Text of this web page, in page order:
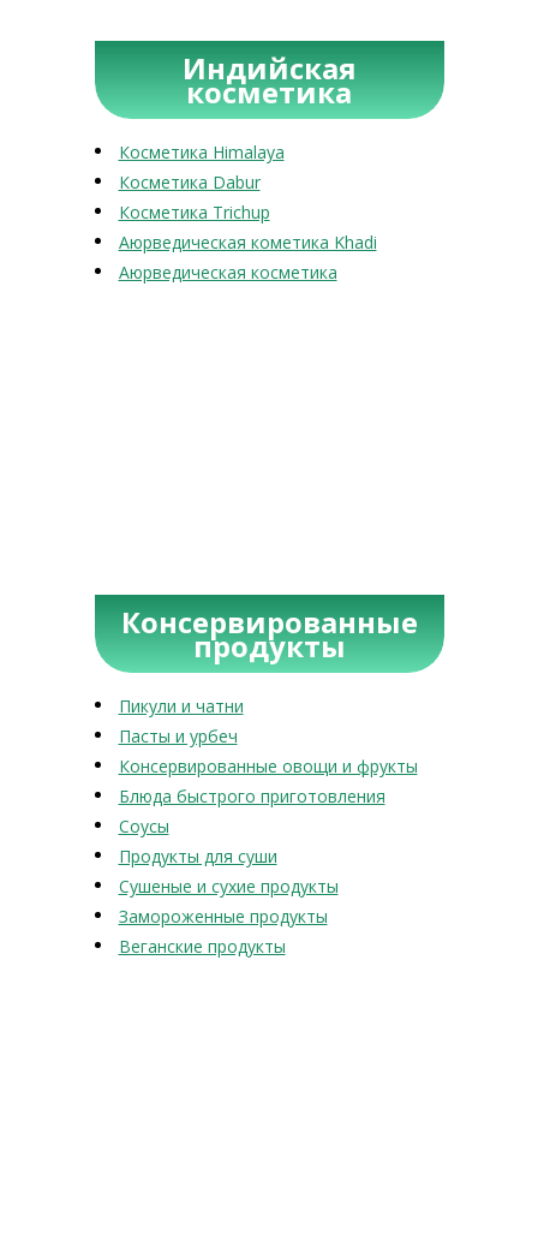
Индийская
косметика
Косметика Himalaya
Косметика Dabur
Косметика Trichup
Аюрведическая кометика Khadi
Аюрведическая косметика
Консервированные
продукты
Пикули и чатни
Пасты и урбеч
Консервированные овощи и фрукты
Блюда быстрого приготовления
Соусы
Продукты для суши
Сушеные и сухие продукты
Замороженные продукты
Веганские продукты